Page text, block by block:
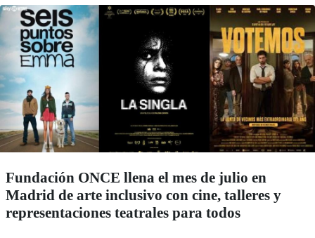
Fundación ONCE llena el mes de julio en
Madrid de arte inclusivo con cine, talleres y
representaciones teatrales para todos